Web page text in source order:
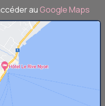
au Google Maps